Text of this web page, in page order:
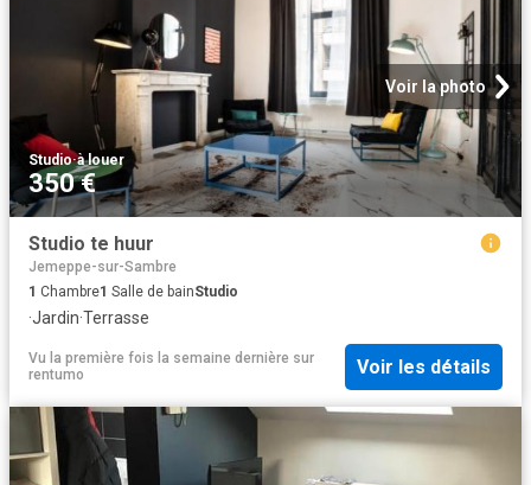
Voir la photo
Studio·à louer
350 €
Studio te huur
Jemeppe-sur-Sambre
1 Chambre1 Salle de bainStudio
·Jardin·Terrasse
Vu la première fois la semaine dernière sur
rentumo
Voir les détails